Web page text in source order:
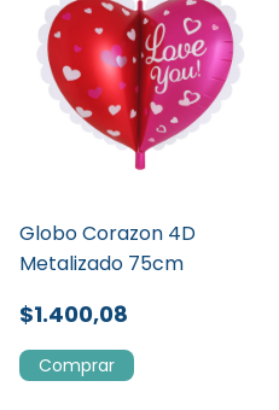
Globo Corazon 4D
Metalizado 75cm
$1.400,08